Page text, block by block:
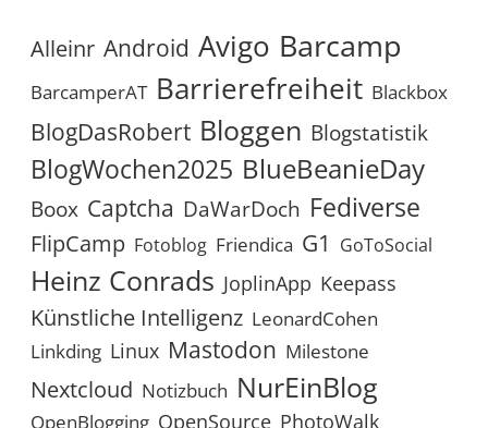
Alleinr Android Avigo Barcamp
BarcamperAT Barrierefreiheit Blackbox
BlogDasRobert Bloggen Blogstatistik
BlogWochen2025 BlueBeanieDay
Boox Captcha DaWarDoch Fediverse
FlipCamp Fotoblog Friendica G1 GoToSocial
Heinz Conrads JoplinApp Keepass
Künstliche Intelligenz LeonardCohen
Linkding Linux Mastodon Milestone
Nextcloud Notizbuch NurEinBlog
OpenBlogging OpenSource PhotoWalk